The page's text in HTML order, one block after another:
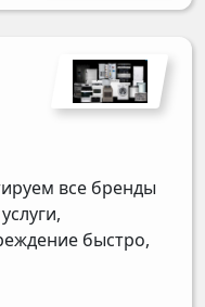
все бренды
быстро,